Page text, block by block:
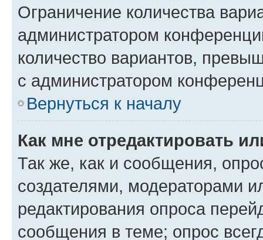
Ограничение количества
администратором
количество вариантов,
с администратором
Вернуться к началу
Как мне отредактировать
Так же, как и сообщения,
создателями, модераторами
редактирования опроса
сообщения в теме; опрос